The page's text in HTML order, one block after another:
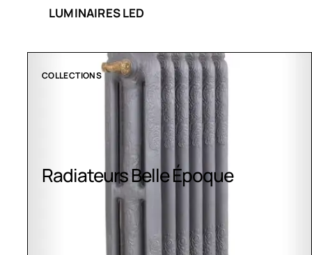
LUMINAIRES LED
COLLECTIONS
Radiateurs Belle Époque